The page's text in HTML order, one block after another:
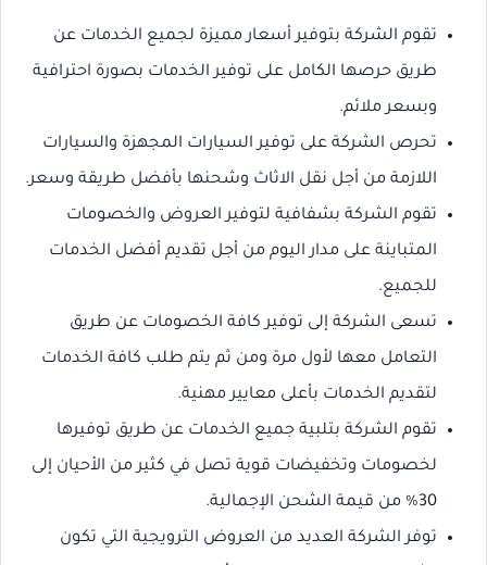
تقوم الشركة بتوفير أسعار مميزة لجميع الخدمات عن
طريق حرصها الكامل على توفير الخدمات بصورة احترافية
وبسعر ملائم.
تحرص الشركة على توفير السيارات المجهزة والسيارات
اللازمة من أجل نقل الاثاث وشحنها بأفضل طريقة وسعر.
تقوم الشركة بشفافية لتوفير العروض والخصومات
المتباينة على مدار اليوم من أجل تقديم أفضل الخدمات
للجميع.
تسعى الشركة إلى توفير كافة الخصومات عن طريق
التعامل معها لأول مرة ومن ثم يتم طلب كافة الخدمات
لتقديم الخدمات بأعلى معايير مهنية.
تقوم الشركة بتلبية جميع الخدمات عن طريق توفيرها
لخصومات وتخفيضات قوية تصل في كثير من الأحيان إلى
30% من قيمة الشحن الإجمالية.
توفر الشركة العديد من العروض الترويجية التي تكون